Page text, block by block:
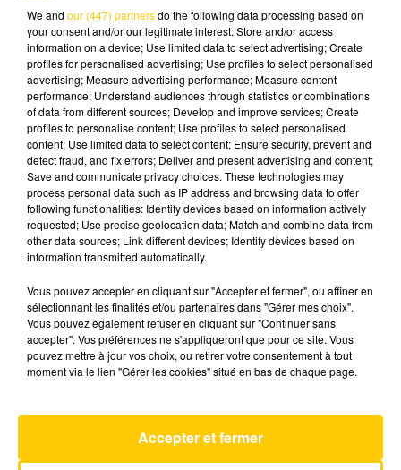
Lecture (7 min 2 sec)
3 juin 2026 - 7 min 2 sec
L'INFO DU CANTAL 03/06/26 À 12H30
Ecoutez sur Totem l'information dans le Cantal,
le pays de Brioude et Issoire avec les reportages
de nos journalistes sur le terrain .
Mourir D'aimer
AVEYRON NORD
We and our (447) partnersdo the following data processing based on
your consent and/or our legitimate interest: Store and/or access
information on a device; Use limited data to select advertising; Create
profiles for personalised advertising; Use profiles to select personalised
advertising; Measure advertising performance; Measure content
performance; Understand audiences through statistics or combinations
of data from different sources; Develop and improve services; Create
profiles to personalise content; Use profiles to select personalised
content; Use limited data to select content; Ensure security, prevent and
detect fraud, and fix errors; Deliver and present advertising and content;
Save and communicate privacy choices. These technologies may
process personal data such as IP address and browsing data to offer
following functionalities: Identify devices based on information actively
requested; Use precise geolocation data; Match and combine data from
other data sources; Link different devices; Identify devices based on
information transmitted automatically.
Vous pouvez accepter en cliquant sur "Accepter et fermer", ou affiner en
sélectionnant les finalités et/ou partenaires dans "Gérer mes choix".
Vous pouvez également refuser en cliquant sur "Continuer sans
accepter". Vos préférences ne s'appliqueront que pour ce site. Vous
pouvez mettre à jour vos choix, ou retirer votre consentement à tout
moment via le lien "Gérer les cookies" situé en bas de chaque page.
Accepter et fermer